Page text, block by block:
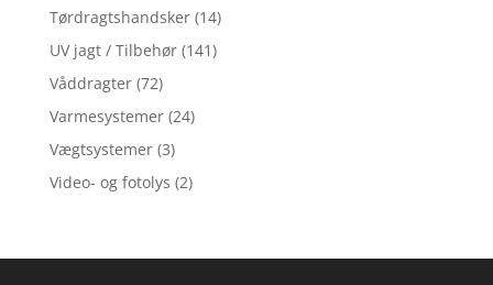
Tørdragtshandsker (14)
UV jagt / Tilbehør (141)
Våddragter (72)
Varmesystemer (24)
Vægtsystemer (3)
Video- og fotolys (2)